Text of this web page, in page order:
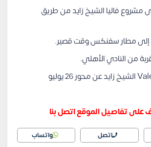
مشروع فاليا الشيخ زايد من طريق
إلى مطار سفنكس وقت قصير.
من النادي الأهلي.
يفصل كمبوند Valea الشيخ زايد عن محور 26 يوليو
على تفاصيل الموقع اتصل بنا
اتصل واتساب